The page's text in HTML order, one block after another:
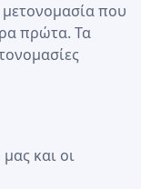
που
πρώτα. Τα
και οι